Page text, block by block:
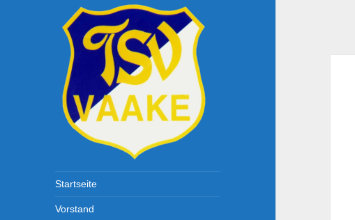
TSV-Vaake
Startseite
Vorstand